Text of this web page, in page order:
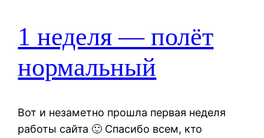
1 неделя — полёт
нормальный
Вот и незаметно прошла первая неделя
работы сайта 🙂 Спасибо всем, кто